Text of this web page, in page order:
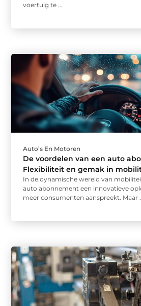
voertuig te ...
Auto’s En Motoren
De voordelen van een auto
Flexibiliteit en gemak in
In de dynamische wereld van
auto abonnement een innovatieve
meer consumenten aanspreekt. Maar ...